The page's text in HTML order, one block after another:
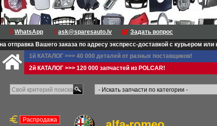
WhatsApp ask@sparesauto.lv
Задать вопрос
Вашего заказа по адресу экспресс-доставкой с курьером или на
1й КАТАЛОГ >>> 40 000 деталей от разных поставщиков!
2й КАТАЛОГ >>> 120 000 запчастей из POLCAR!
Распродажа